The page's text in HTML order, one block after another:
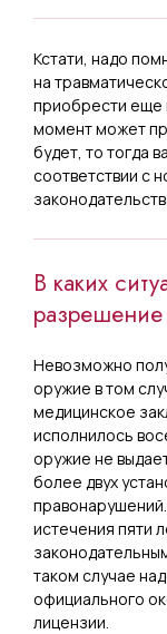
Кстати, надо
на
приобрести еще
момент может
будет, то тогда
соответствии с
В каких
Невозможно
оружие в том
медицинское
исполнилось
оружие не
более двух
истечения пяти
таком случае
официального
лицензии.